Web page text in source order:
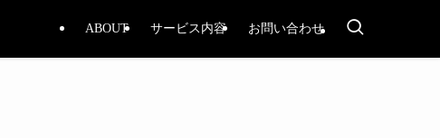
ABOUT サービス内容 お問い合わせ